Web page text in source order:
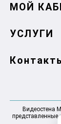
МОЙ
УСЛУГИ
Видеостена
представленные